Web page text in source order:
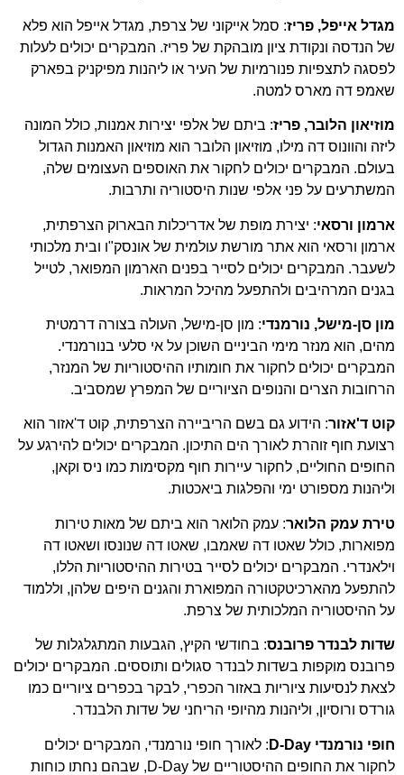
מגדל אייפל, פריז: סמל אייקוני של צרפת, מגדל אייפל הוא פלא
של הנדסה ונקודת ציון מובהקת של פריז. המבקרים יכולים לעלות
לפסגה לתצפיות פנורמיות של העיר או ליהנות מפיקניק בפארק
שאמפ דה מארס למטה.
מוזיאון הלובר, פריז: ביתם של אלפי יצירות אמנות, כולל המונה
ליזה והוונוס דה מילו, מוזיאון הלובר הוא מוזיאון האמנות הגדול
בעולם. המבקרים יכולים לחקור את האוספים העצומים שלה,
המשתרעים על פני אלפי שנות היסטוריה ותרבות.
ארמון ורסאי: יצירת מופת של אדריכלות הבארוק הצרפתית,
ארמון ורסאי הוא אתר מורשת עולמית של אונסק"ו ובית מלכותי
לשעבר. המבקרים יכולים לסייר בפנים הארמון המפואר, לטייל
בגנים המרהיבים ולהתפעל מהיכל המראות.
מון סן-מישל, נורמנדי: מון סן-מישל, העולה בצורה דרמטית
מהים, הוא מנזר מימי הביניים השוכן על אי סלעי בנורמנדי.
המבקרים יכולים לחקור את חומותיו ההיסטוריות של המנזר,
הרחובות הצרים והנופים הציוריים של המפרץ שמסביב.
קוט ד'אזור: הידוע גם בשם הריביירה הצרפתית, קוט ד'אזור הוא
רצועת חוף זוהרת לאורך הים התיכון. המבקרים יכולים להירגע על
החופים החוליים, לחקור עיירות חוף מקסימות כמו ניס וקאן,
וליהנות מספורט ימי והפלגות ביאכטות.
טירת עמק הלואר: עמק הלואר הוא ביתם של מאות טירות
מפוארות, כולל שאטו דה שאמבו, שאטו דה שנונסו ושאטו דה
וילאנדרי. המבקרים יכולים לסייר בטירות ההיסטוריות הללו,
להתפעל מהארכיטקטורה המפוארת והגנים היפים שלהן, וללמוד
על ההיסטוריה המלכותית של צרפת.
שדות לבנדר פרובנס: בחודשי הקיץ, הגבעות המתגלגלות של
פרובנס מוקפות בשדות לבנדר סגולים ותוססים. המבקרים יכולים
לצאת לנסיעות ציוריות באזור הכפרי, לבקר בכפרים ציוריים כמו
גורדס ורוסיון, וליהנות מהיופי הריחני של שדות הלבנדר.
חופי נורמנדי D-Day
: לאורך חופי נורמנדי, המבקרים יכולים
לחקור את החופים ההיסטוריים של D-Day, שבהם נחתו כוחות